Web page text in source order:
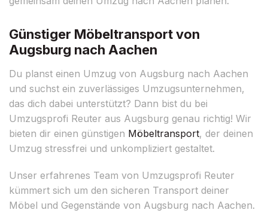
Günstiger Möbeltransport von
Augsburg nach Aachen
Du planst einen Umzug von Augsburg nach Aachen
und suchst ein zuverlässiges Umzugsunternehmen,
das dich dabei unterstützt? Dann bist du bei
Umzugsprofi Reuter aus Augsburg genau richtig! Wir
bieten dir einen günstigen Möbeltransport, der deinen
Umzug stressfrei und unkompliziert gestaltet.
Unser erfahrenes Team von Umzugsprofi Reuter
kümmert sich um den sicheren Transport deiner
Möbel und Gegenstände von Augsburg nach Aachen.